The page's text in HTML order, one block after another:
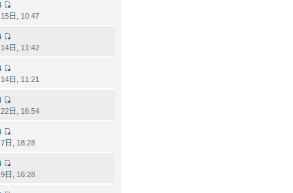
日, 10:47
日, 11:42
日, 11:21
日, 16:54
日, 18:28
日, 16:28